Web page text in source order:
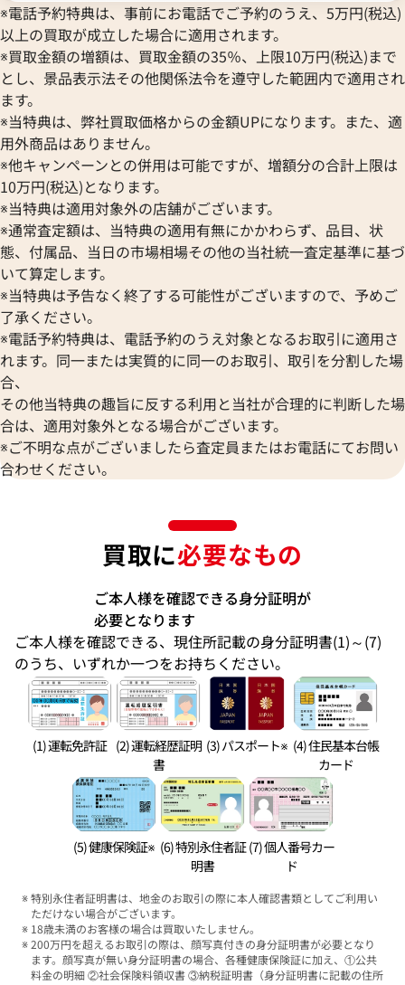
※電話予約特典は、事前にお電話でご予約のうえ、5万円(税込)
以上の買取が成立した場合に適用されます。
※買取金額の増額は、買取金額の35％、上限10万円(税込)まで
とし、景品表示法その他関係法令を遵守した範囲内で適用され
ます。
※当特典は、弊社買取価格からの金額UPになります。また、適
用外商品はありません。
※他キャンペーンとの併用は可能ですが、増額分の合計上限は
10万円(税込)となります。
※当特典は適用対象外の店舗がございます。
※通常査定額は、当特典の適用有無にかかわらず、品目、状
態、付属品、当日の市場相場その他の当社統一査定基準に基づ
いて算定します。
※当特典は予告なく終了する可能性がございますので、予めご
了承ください。
※電話予約特典は、電話予約のうえ対象となるお取引に適用さ
れます。同一または実質的に同一のお取引、取引を分割した場
合、
その他当特典の趣旨に反する利用と当社が合理的に判断した場
合は、適用対象外となる場合がございます。
※ご不明な点がございましたら査定員またはお電話にてお問い
合わせください。
買取に必要なもの
ご本人様を確認できる身分証明が
必要となります
ご本人様を確認できる、現住所記載の身分証明書(1)～(7)
のうち、いずれか一つをお持ちください。
(1) 運転免許証 (2) 運転経歴証明
書
(3) パスポート※ (4) 住民基本台帳
カード
(5) 健康保険証※ (6) 特別永住者証
明書
(7) 個人番号カー
ド
特別永住者証明書は、地金のお取引の際に本人確認書類としてご利用い
ただけない場合がございます。
18歳未満のお客様の場合は買取いたしません。
200万円を超えるお取引の際は、顔写真付きの身分証明書が必要となり
ます。顔写真が無い身分証明書の場合、各種健康保険証に加え、①公共
料金の明細 ②社会保険料領収書 ③納税証明書（身分証明書に記載の住所